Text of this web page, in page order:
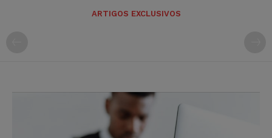
ARTIGOS EXCLUSIVOS